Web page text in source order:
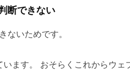
断できない
ないためです。
ます。 おそらくこれからウェ